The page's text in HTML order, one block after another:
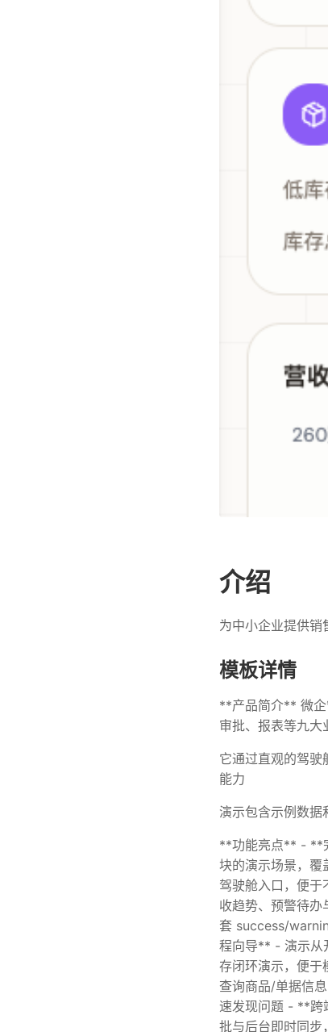
介绍
为中小企业提供销
模板详情
**产品简介** 微企
审批、报表等九大
它通过直观的驾
能力
演示包含示例数据
**功能亮点** - **
块的演示场景，
驾驶舱入口，便
收趋势、预警待
套 success/
程向导** - 演示从
存闭环演示，便
查询商品/单据信
速发现问题 - **跨
批与后台即时同